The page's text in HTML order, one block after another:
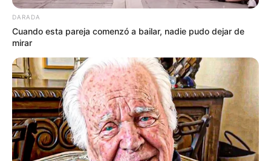
una manera espantosa que nos
congeló la sangre a todos los
policiacos fuertemente armados
escoltando a esta mujer y notar la
frialdad de su mirada te deja con
una impotencia terrible que
desgarra el alma por completo. La
atmósfera aquí afuera está tan
DARADA
Cuando esta pareja comenzó a bailar, nadie pudo dejar de
mirar